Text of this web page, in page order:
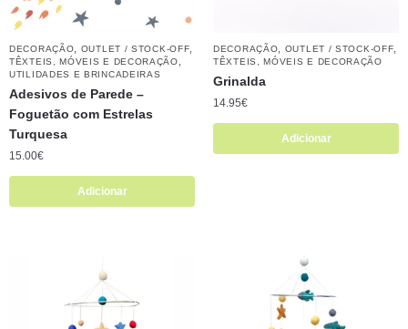
DECORAÇÃO OUTLET / STOCK-OFF
TÊXTEIS, MÓVEIS E DECORAÇÃO
UTILIDADES E BRINCADEIRAS
Adesivos de Parede –
Foguetão com Estrelas
Turquesa
15.00€
Adicionar
DECORAÇÃO OUTLET / STOCK-OFF
TÊXTEIS, MÓVEIS E DECORAÇÃO
Grinalda
14.95€
Adicionar